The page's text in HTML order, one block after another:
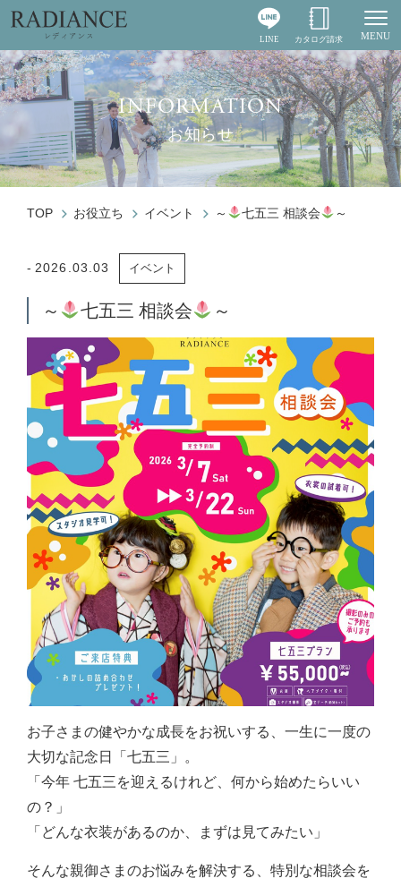
MENU
LINE カタログ請求
INFORMATION
お知らせ
TOP お役立ち イベント ～ 七五三 相談会 ～
2026.03.03 イベント
～ 七五三 相談会 ～
お子さまの健やかな成長をお祝いする、一生に一度の
大切な記念日「七五三」。
「今年 七五三を迎えるけれど、何から始めたらいい
の？」
「どんな衣装があるのか、まずは見てみたい」
そんな親御さまのお悩みを解決する、特別な相談会を